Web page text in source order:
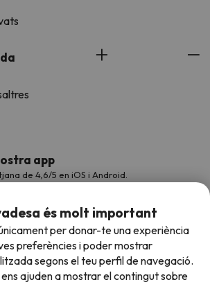
app
de 4,6/5 en iOS i Android.
és molt important
per donar-te una experiència
preferències i poder mostrar
segons el teu perfil de navegació.
ajuden a mostrar el contingut sobre